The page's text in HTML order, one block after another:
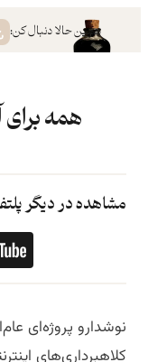
محتوا
همین حالا دنبال کن:
همه
مشاهده در دیگر
نوشدارو پروژه‌ای
کلاهبرداری‌های